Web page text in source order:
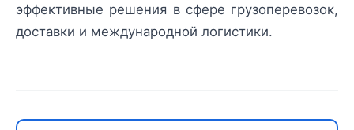
эффективные решения в сфере грузоперевозок,
доставки и международной логистики.